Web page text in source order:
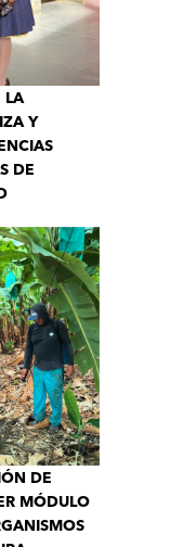
LA
Y
DE
DE
MÓDULO